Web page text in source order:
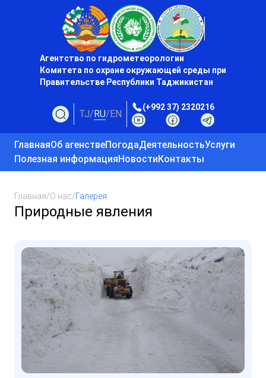
Агентство по гидрометеорологии
Комитета по охране окружающей среды при
Правительстве Республики Таджикистан
TJ/RU/EN
(+992 37) 2320216
ГлавнаяОб агенствеПогодаДеятельностьУслуги
Полезная информацияНовостиКонтакты
Главная/О нас/Галерея
Природные явления